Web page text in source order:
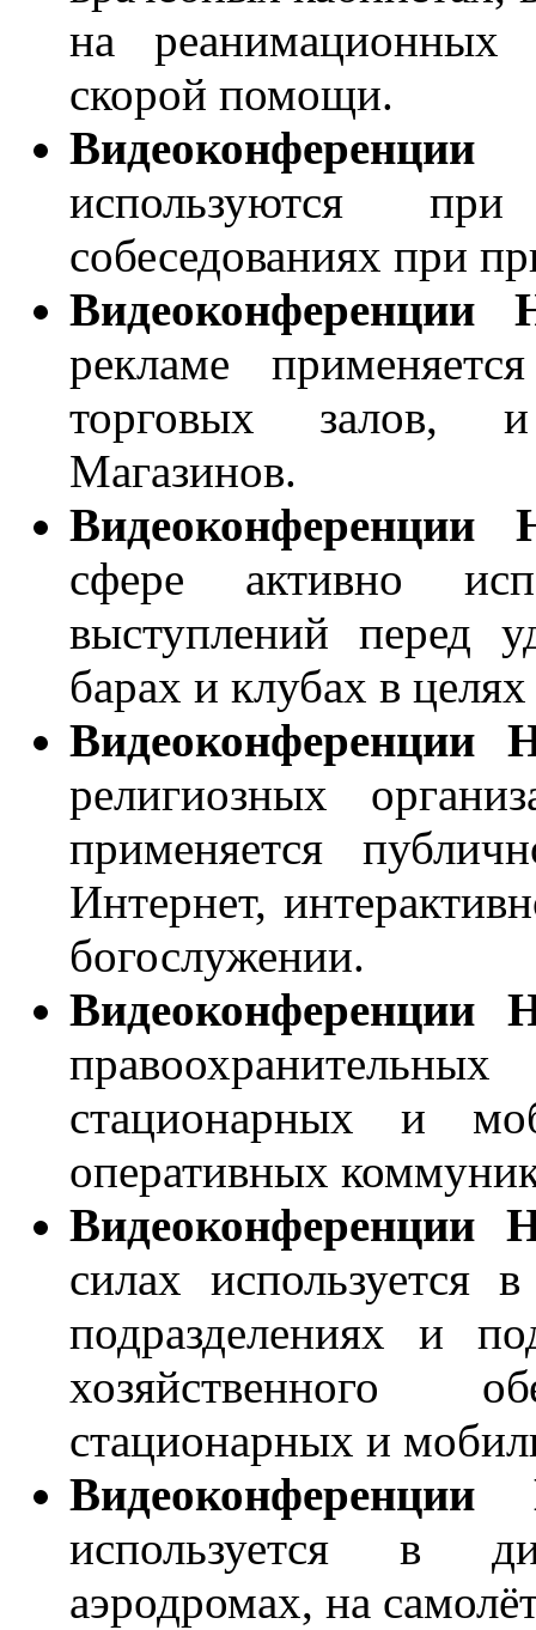
на реанимационных
скорой помощи.
используются
собеседованиях при
рекламе
торговых залов,
Магазинов.
сфере активно
выступлений перед
барах и клубах в
Видеоконференции
религиозных
применяется
Интернет,
богослужении.
Видеоконференции
стационарных и
оперативных
Видеоконференции
силах используется
подразделениях и
хозяйственного
стационарных и
используется в
аэродромах, на